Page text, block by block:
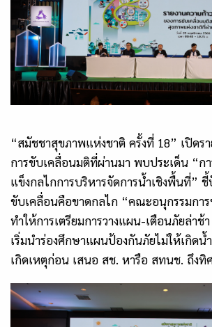
“สมัชชาสุขภาพแห่งชาติ ครั้งที่ 18” เปิดร
การขับเคลื่อนมติที่ผ่านมา พบประเด็น “กา
แข็งกลไกการบริหารจัดการน้ำเชิงพื้นที่”
ขับเคลื่อนคือขาดกลไก “คณะอนุกรรมการ
ทำให้การเตรียมการวางแผน-เตือนภัยล่าช้
เริ่มนำร่องศึกษาแผนป้องกันภัยไม่ให้เกิดน้
เกิดเหตุก่อน เสนอ สช. หารือ สทนช. ถึงทิ